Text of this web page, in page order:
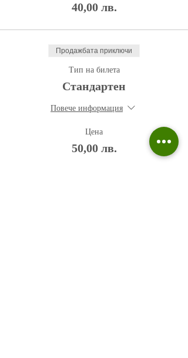
40,00 лв.
Продажбата приключи
Тип на билета
Стандартен
Повече информация
Цена
50,00 лв.